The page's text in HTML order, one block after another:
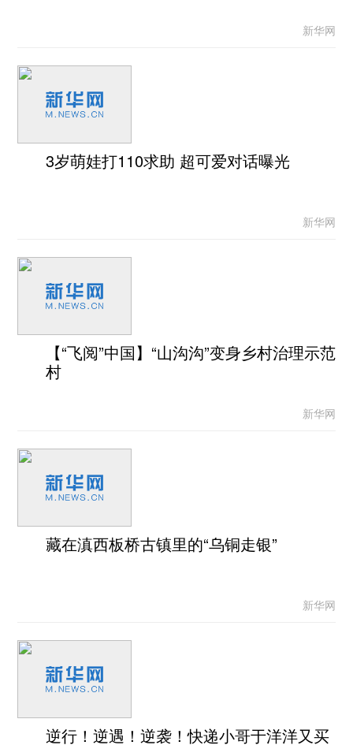
新华网
3岁萌娃打110求助 超可爱对话曝光
新华网
【“飞阅”中国】“山沟沟”变身乡村治理示范
村
新华网
藏在滇西板桥古镇里的“乌铜走银”
新华网
逆行！逆遇！逆袭！快递小哥于洋洋又买